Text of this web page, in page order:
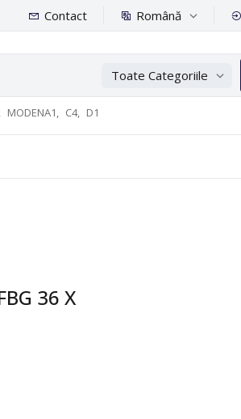
Contact Română
Toate Categoriile
MODENA1, C4, D1
36 X